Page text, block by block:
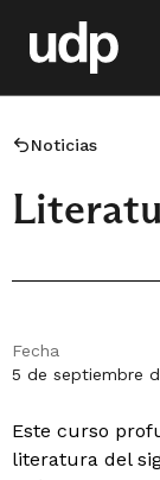
Noticias
Fecha
5 de septiembre
Este curso
literatura del